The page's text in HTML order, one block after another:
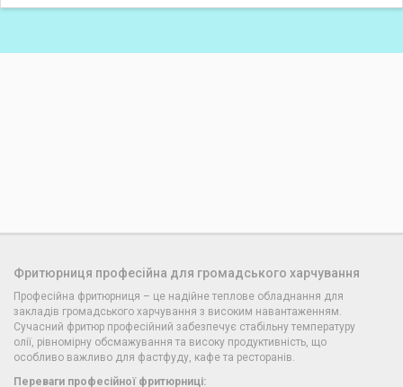
Фритюрниця професійна для громадського харчування
Професійна фритюрниця – це надійне теплове обладнання для
закладів громадського харчування з високим навантаженням.
Сучасний фритюр професійний забезпечує стабільну температуру
олії, рівномірну обсмажування та високу продуктивність, що
особливо важливо для фастфуду, кафе та ресторанів.
Переваги професійної фритюрниці: